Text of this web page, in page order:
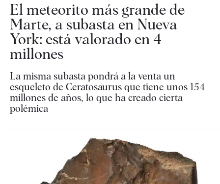
El meteorito más grande de
Marte, a subasta en Nueva
York: está valorado en 4
millones
La misma subasta pondrá a la venta un
esqueleto de Ceratosaurus que tiene unos 154
millones de años, lo que ha creado cierta
polémica